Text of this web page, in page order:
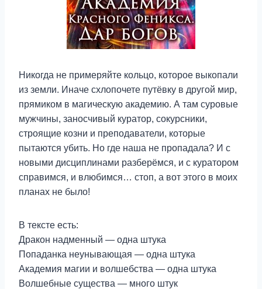
Никогда не примеряйте кольцо, которое выкопали
из земли. Иначе схлопочете путёвку в другой мир,
прямиком в магическую академию. А там суровые
мужчины, заносчивый куратор, сокурсники,
строящие козни и преподаватели, которые
пытаются убить. Но где наша не пропадала? И с
новыми дисциплинами разберёмся, и с куратором
справимся, и влюбимся… стоп, а вот этого в моих
планах не было!
В тексте есть:
Дракон надменный — одна штука
Попаданка неунывающая — одна штука
Академия магии и волшебства — одна штука
Волшебные существа — много штук